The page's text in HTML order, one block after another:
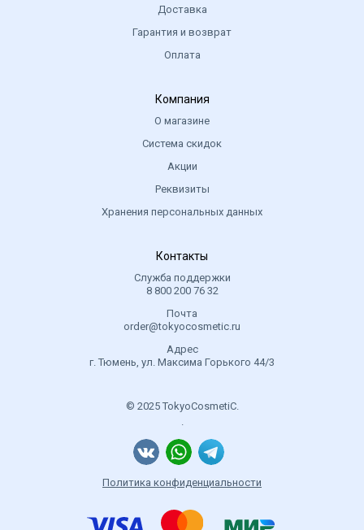
Доставка
Гарантия и возврат
Оплата
Компания
О магазине
Система скидок
Акции
Реквизиты
Хранения персональных данных
Контакты
Служба поддержки
8 800 200 76 32
Почта
order@tokyocosmetic.ru
Адрес
г. Тюмень, ул. Максима Горького 44/3
© 2025 TokyoCosmetiC.
.
Политика конфиденциальности